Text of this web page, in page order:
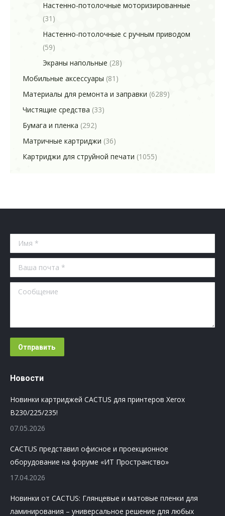
Настенно-потолочные моторизированные
(31)
Настенно-потолочные с ручным приводом
(59)
Экраны напольные (28)
Мобильные аксессуары (81)
Материалы для ремонта и заправки (6289)
Чистящие средства (33)
Бумага и пленка (292)
Матричные картриджи (36)
Картриджи для струйной печати (1055)
Имя *
Ваша почта *
Сообщение
Отправить
Новости
Новинки картриджей CACTUS для принтеров Xerox
B230/225/235!
07.05.2026
CACTUS представил офисное и проекционное
оборудование на форуме «ИТ Пространство»
17.04.2026
Новинки от CACTUS: Глянцевые и матовые пленки для
ламинирования – универсальное решение для любых